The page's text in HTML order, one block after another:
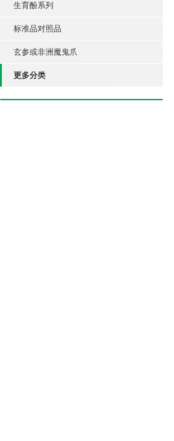
生育酚系列
标准品对照品
玄参或非洲魔鬼爪
更多分类